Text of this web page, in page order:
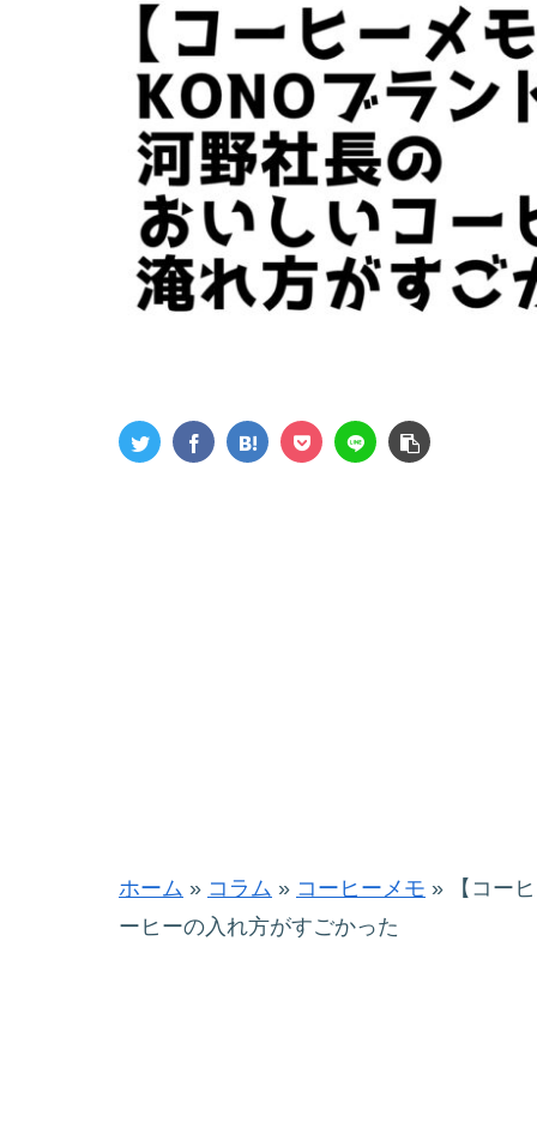
ホーム » コラム » コーヒーメモ » 【コー
ーヒーの入れ方がすごかった